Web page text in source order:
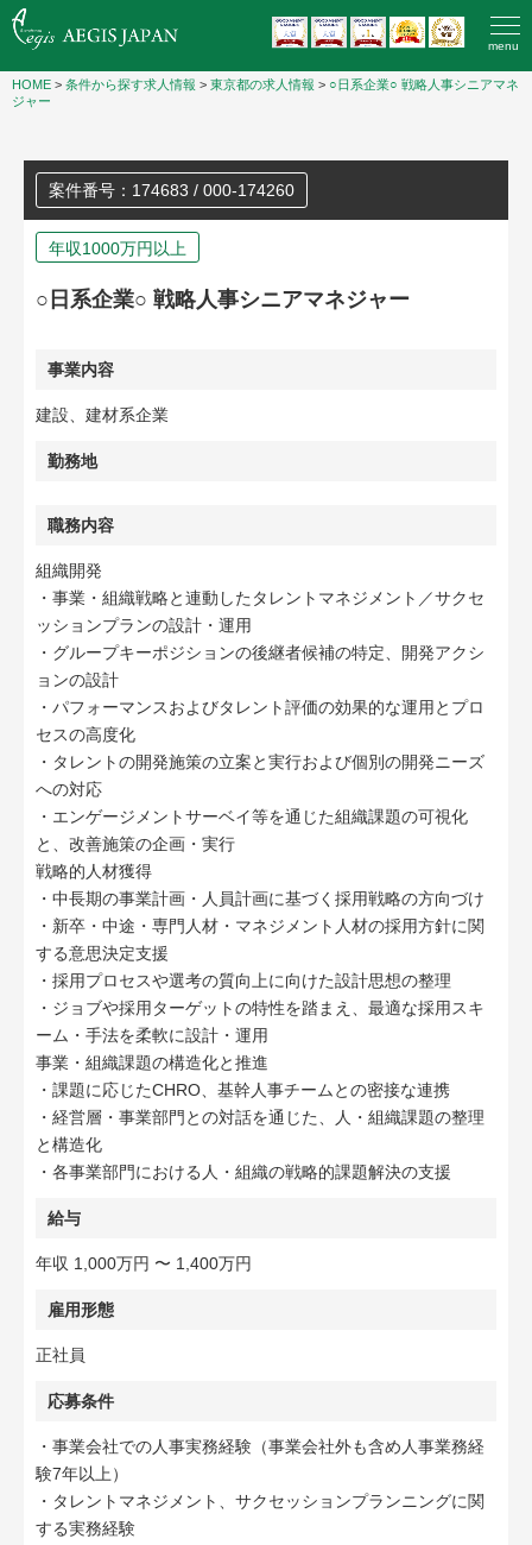
menu
HOME > 条件から探す求人情報 > 東京都の求人情報 > ○日系企業○ 戦略人事シニアマネ
ジャー
案件番号：174683 / 000-174260
年収1000万円以上
○日系企業○ 戦略人事シニアマネジャー
事業内容
建設、建材系企業
勤務地
職務内容
組織開発
・事業・組織戦略と連動したタレントマネジメント／サクセ
ッションプランの設計・運用
・グループキーポジションの後継者候補の特定、開発アクシ
ョンの設計
・パフォーマンスおよびタレント評価の効果的な運用とプロ
セスの高度化
・タレントの開発施策の立案と実行および個別の開発ニーズ
への対応
・エンゲージメントサーベイ等を通じた組織課題の可視化
と、改善施策の企画・実行
戦略的人材獲得
・中長期の事業計画・人員計画に基づく採用戦略の方向づけ
・新卒・中途・専門人材・マネジメント人材の採用方針に関
する意思決定支援
・採用プロセスや選考の質向上に向けた設計思想の整理
・ジョブや採用ターゲットの特性を踏まえ、最適な採用スキ
ーム・手法を柔軟に設計・運用
事業・組織課題の構造化と推進
・課題に応じたCHRO、基幹人事チームとの密接な連携
・経営層・事業部門との対話を通じた、人・組織課題の整理
と構造化
・各事業部門における人・組織の戦略的課題解決の支援
給与
年収 1,000万円 〜 1,400万円
雇用形態
正社員
応募条件
・事業会社での人事実務経験（事業会社外も含め人事業務経
験7年以上）
・タレントマネジメント、サクセッションプランニングに関
する実務経験